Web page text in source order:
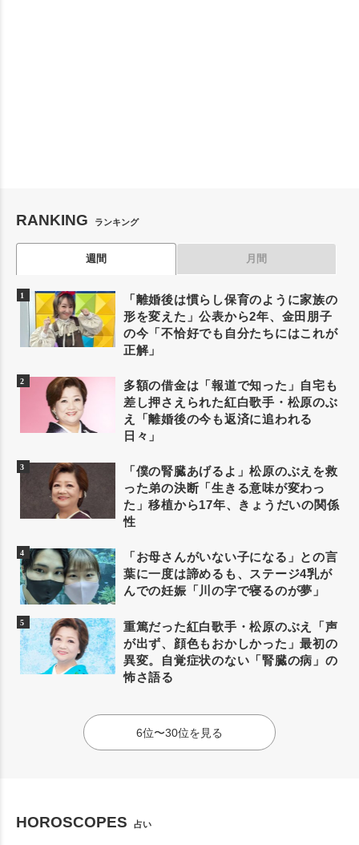
RANKING ランキング
週間 月間
「離婚後は慣らし保育のように家族の
形を変えた」公表から2年、金田朋子
の今「不恰好でも自分たちにはこれが
正解」
多額の借金は「報道で知った」自宅も
差し押さえられた紅白歌手・松原のぶ
え「離婚後の今も返済に追われる
日々」
「僕の腎臓あげるよ」松原のぶえを救
った弟の決断「生きる意味が変わっ
た」移植から17年、きょうだいの関係
性
「お母さんがいない子になる」との言
葉に一度は諦めるも、ステージ4乳が
んでの妊娠「川の字で寝るのが夢」
重篤だった紅白歌手・松原のぶえ「声
が出ず、顔色もおかしかった」最初の
異変。自覚症状のない「腎臓の病」の
怖さ語る
6位〜30位を見る
HOROSCOPES 占い